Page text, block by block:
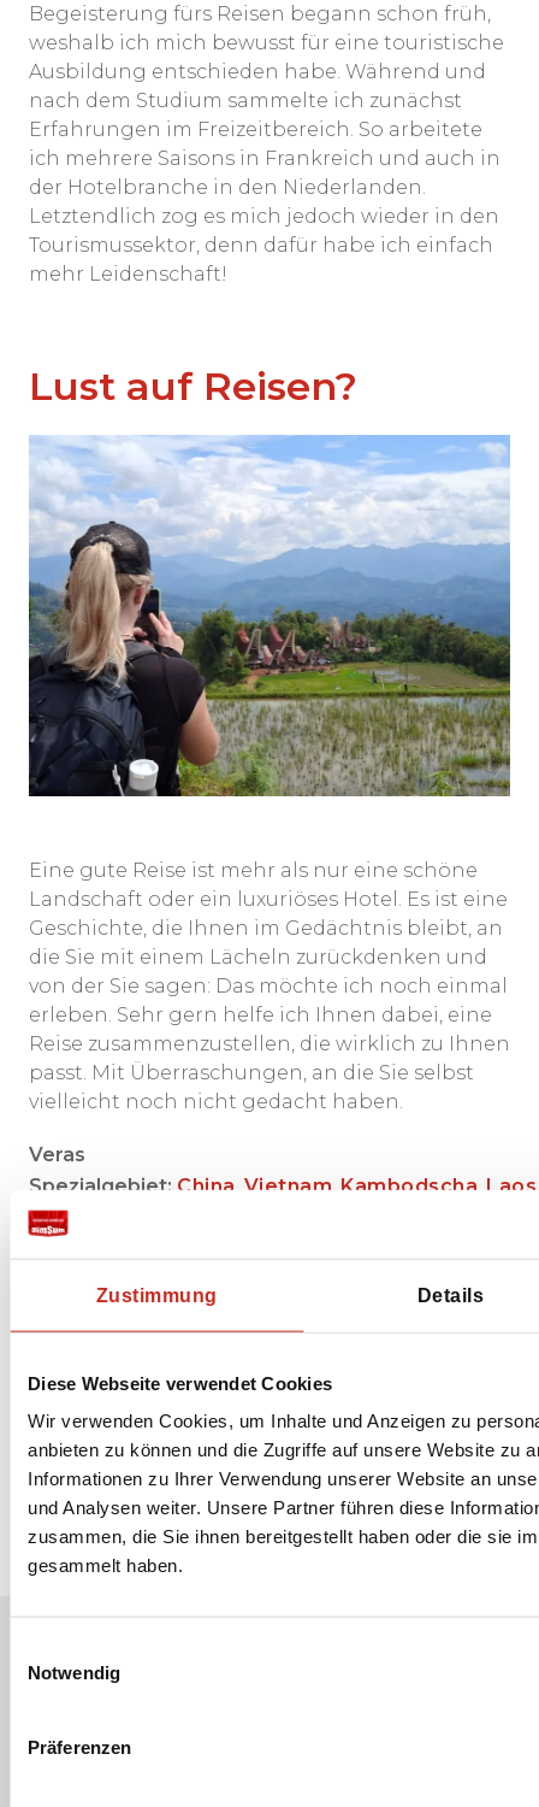
Zustimmung Details
Diese Webseite verwendet Cookies
Wir verwenden Cookies, um Inhalte und Anzeigen zu
anbieten zu können und die Zugriffe auf unsere Website zu
Informationen zu Ihrer Verwendung unserer Website an
und Analysen weiter. Unsere Partner führen diese
zusammen, die Sie ihnen bereitgestellt haben oder die sie
gesammelt haben.
Notwendig
Präferenzen
Begeisterung fürs Reisen begann schon früh,
weshalb ich mich bewusst für eine touristische
Ausbildung entschieden habe. Während und
nach dem Studium sammelte ich zunächst
Erfahrungen im Freizeitbereich. So arbeitete
ich mehrere Saisons in Frankreich und auch in
der Hotelbranche in den Niederlanden.
Letztendlich zog es mich jedoch wieder in den
Tourismussektor, denn dafür habe ich einfach
mehr Leidenschaft!
Lust auf Reisen?
Eine gute Reise ist mehr als nur eine schöne
Landschaft oder ein luxuriöses Hotel. Es ist eine
Geschichte, die Ihnen im Gedächtnis bleibt, an
die Sie mit einem Lächeln zurückdenken und
von der Sie sagen: Das möchte ich noch einmal
erleben. Sehr gern helfe ich Ihnen dabei, eine
Reise zusammenzustellen, die wirklich zu Ihnen
passt. Mit Überraschungen, an die Sie selbst
vielleicht noch nicht gedacht haben.
Veras
Spezialgebiet: China Vietnam Kambodscha Laos
E-mail direkt:
Erhalten Sie unseren Newsletter